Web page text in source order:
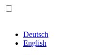
Deutsch
English